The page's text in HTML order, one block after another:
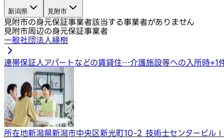
新潟県
見附市
見附市の身元保証事業者該当する事業者がありません
見附市周辺の身元保証事業者
一般社団法人縁樹
連帯保証人アパートなどの賃貸住…介護施設等への入所時+1
所在地新潟県新潟市中央区新光町10-2 技術士センタービル